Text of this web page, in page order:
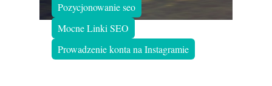
Pozycjonowanie seo
Mocne Linki SEO
Prowadzenie konta na Instagramie